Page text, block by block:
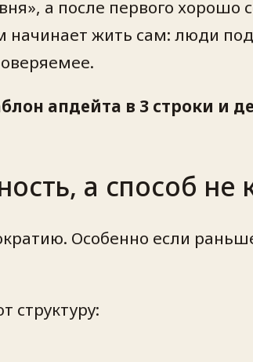
а после первого хорошо
жить сам: люди
апдейта в 3 строки и
а способ не
Особенно если
структуру: